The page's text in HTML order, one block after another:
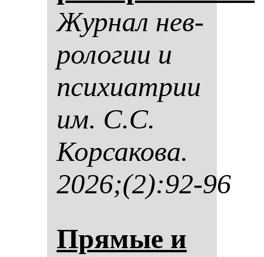
Жур­нал нев­
ро­ло­гии и
пси­хи­ат­рии
им. С.С.
Кор­са­ко­ва.
2026;(2):92-96
Пря­мые и